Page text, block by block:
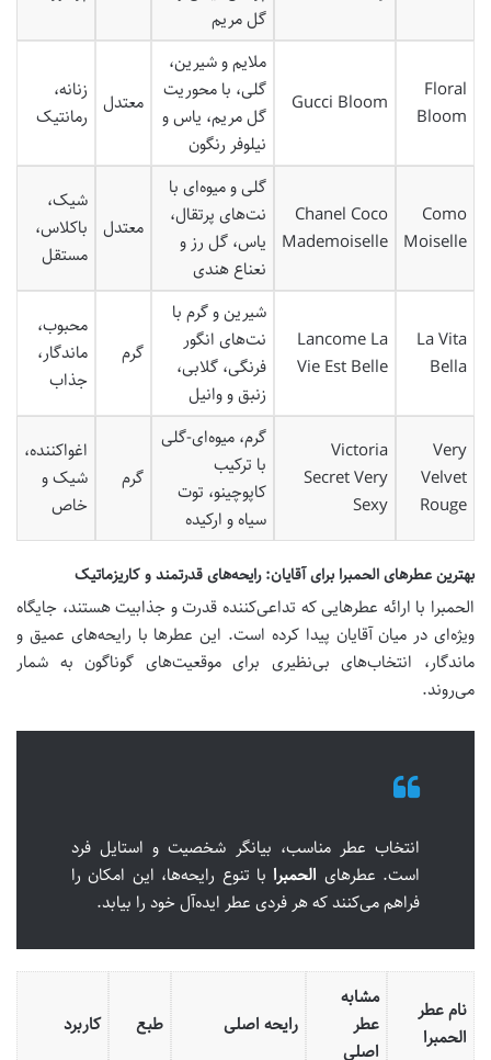
گل مریم
Floral
Bloom
Gucci Bloom
ملایم و شیرین،
گلی، با محوریت
گل مریم، یاس و
نیلوفر رنگون
معتدل
زنانه،
رمانتیک
Como
Moiselle
Chanel Coco
Mademoiselle
گلی و میوه‌ای با
نت‌های پرتقال،
یاس، گل رز و
نعناع هندی
معتدل
شیک،
باکلاس،
مستقل
La Vita
Bella
Lancome La
Vie Est Belle
شیرین و گرم با
نت‌های انگور
فرنگی، گلابی،
زنبق و وانیل
گرم
محبوب،
ماندگار،
جذاب
Very
Velvet
Rouge
Victoria
Secret Very
Sexy
گرم، میوه‌ای-گلی
با ترکیب
کاپوچینو، توت
سیاه و ارکیده
گرم
اغواکننده،
شیک و
خاص
بهترین عطرهای الحمبرا برای آقایان: رایحه‌های قدرتمند و کاریزماتیک
الحمبرا با ارائه عطرهایی که تداعی‌کننده قدرت و جذابیت هستند، جایگاه
ویژه‌ای در میان آقایان پیدا کرده است. این عطرها با رایحه‌های عمیق و
ماندگار، انتخاب‌های بی‌نظیری برای موقعیت‌های گوناگون به شمار
می‌روند.
انتخاب عطر مناسب، بیانگر شخصیت و استایل فرد
است. عطرهای الحمبرا با تنوع رایحه‌ها، این امکان را
فراهم می‌کنند که هر فردی عطر ایده‌آل خود را بیابد.
نام عطر
الحمبرا
مشابه
عطر
اصلی
رایحه اصلی طبع کاربرد